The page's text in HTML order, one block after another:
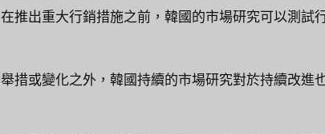
在推出重大行銷措施之前，韓國的市場研究可以測試
措或變化之外，韓國持續的市場研究對於持續改進